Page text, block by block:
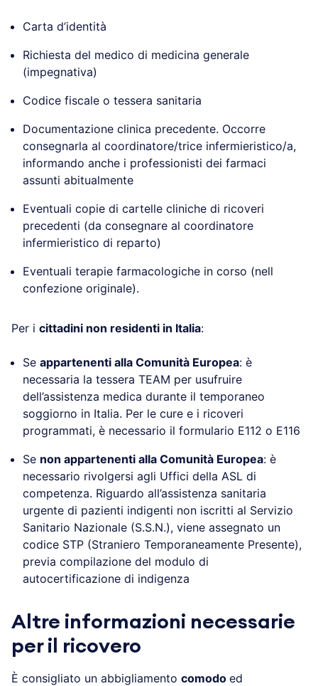
Carta d’identità
Richiesta del medico di medicina generale
(impegnativa)
Codice fiscale o tessera sanitaria
Documentazione clinica precedente. Occorre
consegnarla al coordinatore/trice infermieristico/a,
informando anche i professionisti dei farmaci
assunti abitualmente
Eventuali copie di cartelle cliniche di ricoveri
precedenti (da consegnare al coordinatore
infermieristico di reparto)
Eventuali terapie farmacologiche in corso (nell
confezione originale).
Per i cittadini non residenti in Italia:
Se appartenenti alla Comunità Europea: è
necessaria la tessera TEAM per usufruire
dell’assistenza medica durante il temporaneo
soggiorno in Italia. Per le cure e i ricoveri
programmati, è necessario il formulario E112 o E116
Se non appartenenti alla Comunità Europea: è
necessario rivolgersi agli Uffici della ASL di
competenza. Riguardo all’assistenza sanitaria
urgente di pazienti indigenti non iscritti al Servizio
Sanitario Nazionale (S.S.N.), viene assegnato un
codice STP (Straniero Temporaneamente Presente),
previa compilazione del modulo di
autocertificazione di indigenza
Altre informazioni necessarie
per il ricovero
È consigliato un abbigliamento comodo ed